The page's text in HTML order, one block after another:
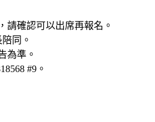
請確認可以出席再報名。
同。
為準。
#9。